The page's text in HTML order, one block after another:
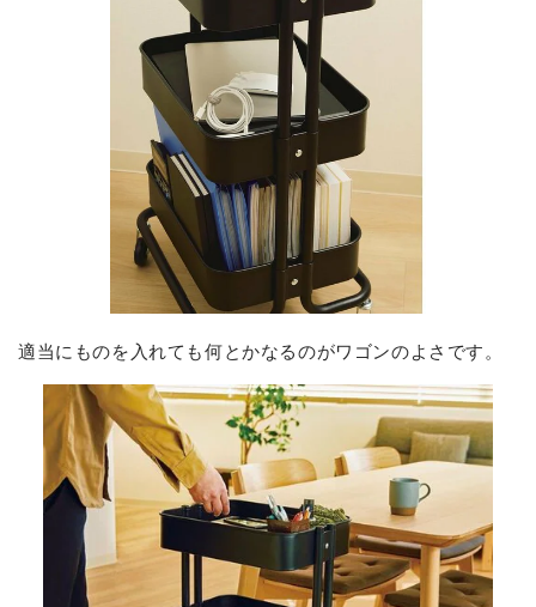
適当にものを入れても何とかなるのがワゴンのよさです。